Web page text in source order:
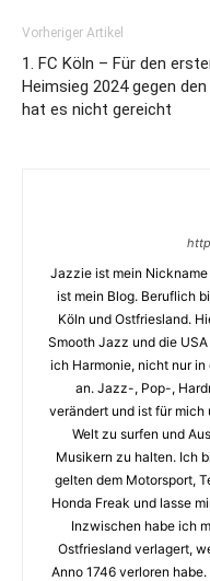
Vorheriger Artikel
1. FC Köln – Für den
Heimsieg 2024 gegen den
hat es nicht gereicht
Jazzie ist mein
ist mein Blog. Beruflich
Köln und Ostfriesland.
Smooth Jazz und die
ich Harmonie, nicht nur
an. Jazz-, Pop-,
verändert und ist für mich
Welt zu surfen und
Musikern zu halten. Ich
gelten dem Motorsport,
Honda Freak und lasse
Inzwischen habe ich
Ostfriesland verlagert,
Anno 1746 verloren